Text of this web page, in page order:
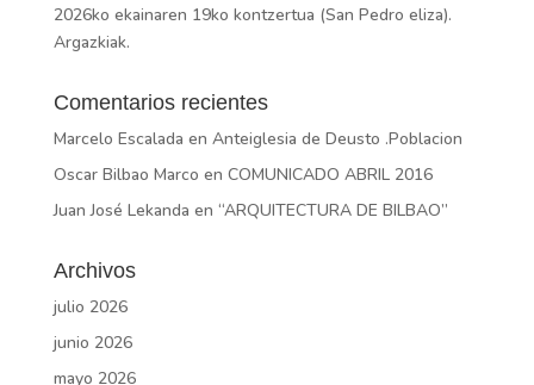
2026ko ekainaren 19ko kontzertua (San Pedro eliza).
Argazkiak.
Comentarios recientes
Marcelo Escalada en Anteiglesia de Deusto .Poblacion
Oscar Bilbao Marco en COMUNICADO ABRIL 2016
Juan José Lekanda en “ARQUITECTURA DE BILBAO”
Archivos
julio 2026
junio 2026
mayo 2026